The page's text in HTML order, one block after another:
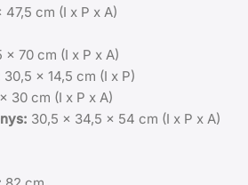
cm (I x P x A)
x 70 cm (I x P x A)
30,5 x 14,5 cm (I x P)
30 cm (I x P x A)
30,5 x 34,5 x 54 cm (I x P x A)